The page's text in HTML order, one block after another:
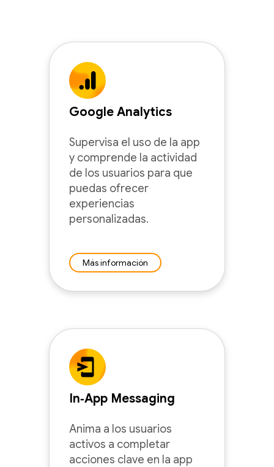
Google Analytics
Supervisa el uso de la app
y comprende la actividad
de los usuarios para que
puedas ofrecer
experiencias
personalizadas.
Más información
In‑App Messaging
Anima a los usuarios
activos a completar
acciones clave en la app